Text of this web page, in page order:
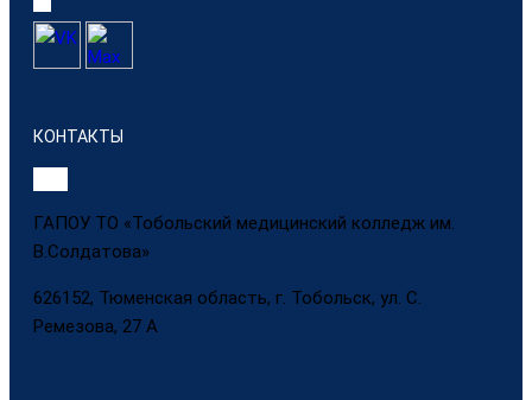
КОНТАКТЫ
ГАПОУ ТО «Тобольский медицинский колледж им.
В.Солдатова»
626152, Тюменская область, г. Тобольск, ул. С.
Ремезова, 27 А